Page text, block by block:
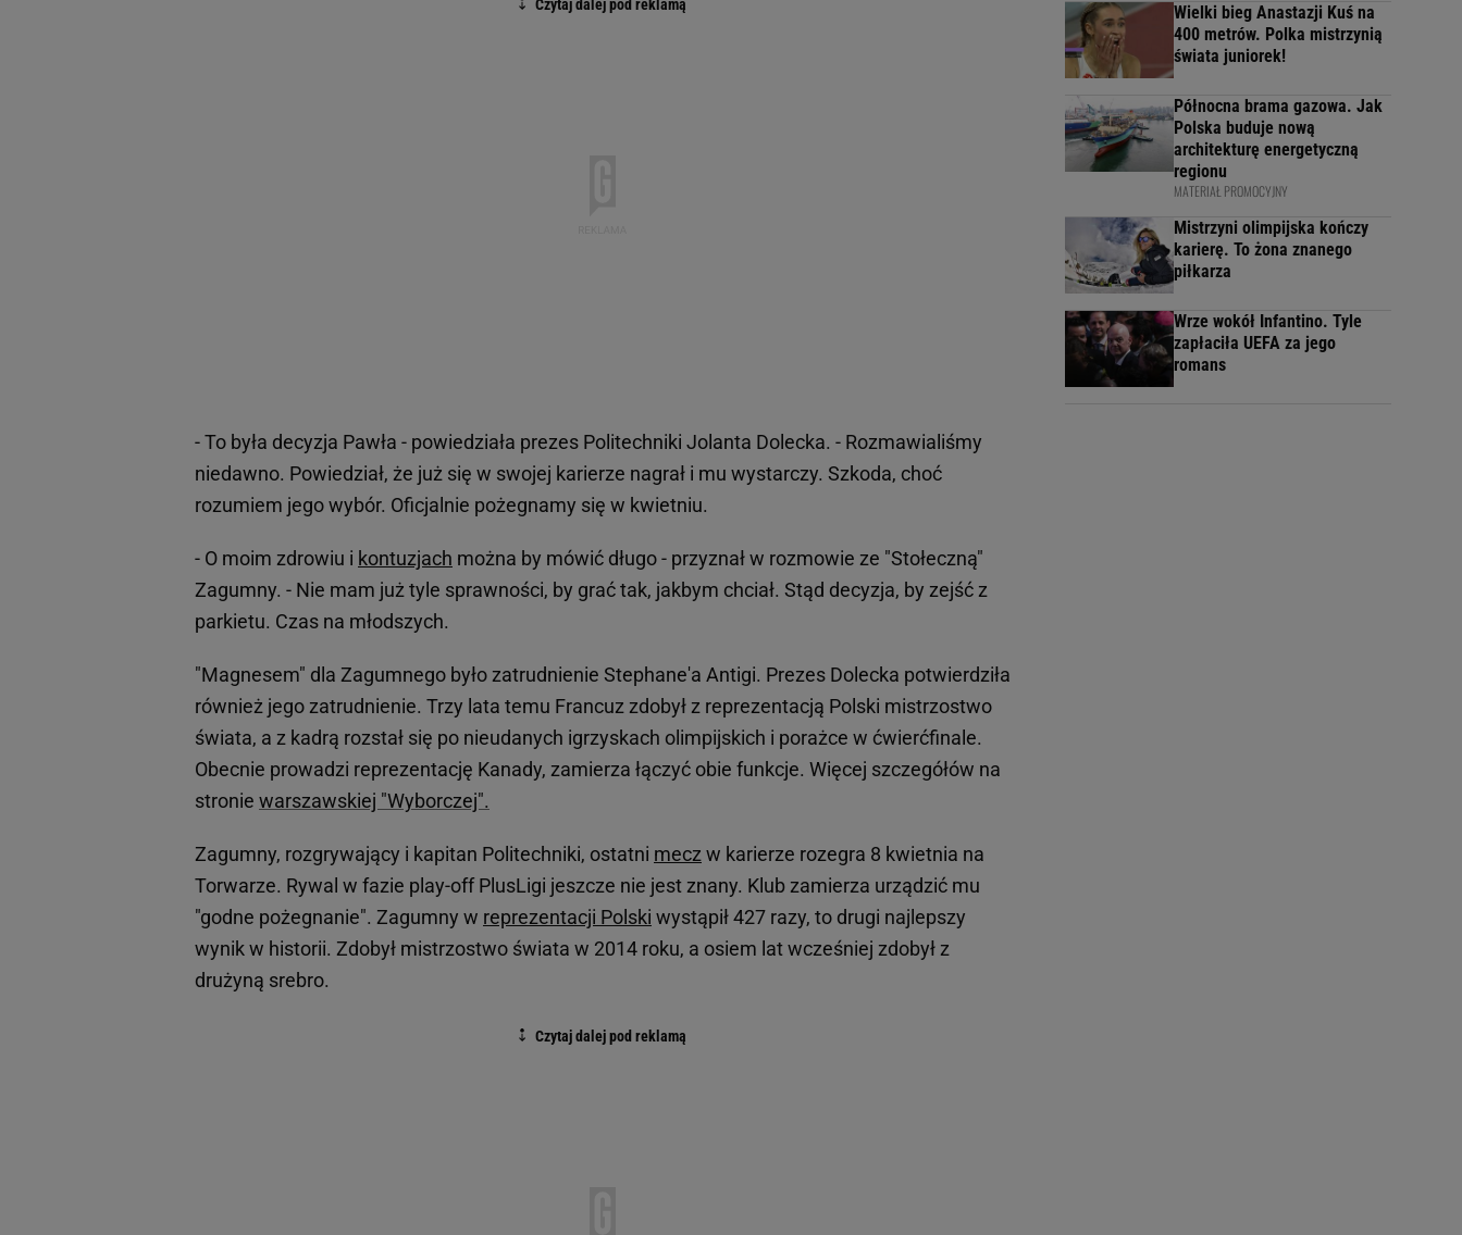
- To była decyzja Pawła - powiedziała prezes Politechniki Jolanta Dolecka. - Rozmawialiśmy
niedawno. Powiedział, że już się w swojej karierze nagrał i mu wystarczy. Szkoda, choć
rozumiem jego wybór. Oficjalnie pożegnamy się w kwietniu.
- O moim zdrowiu i kontuzjach można by mówić długo - przyznał w rozmowie ze "Stołeczną"
Zagumny. - Nie mam już tyle sprawności, by grać tak, jakbym chciał. Stąd decyzja, by zejść z
parkietu. Czas na młodszych.
"Magnesem" dla Zagumnego było zatrudnienie Stephane'a Antigi. Prezes Dolecka potwierdziła
również jego zatrudnienie. Trzy lata temu Francuz zdobył z reprezentacją Polski mistrzostwo
świata, a z kadrą rozstał się po nieudanych igrzyskach olimpijskich i porażce w ćwierćfinale.
Obecnie prowadzi reprezentację Kanady, zamierza łączyć obie funkcje. Więcej szczegółów na
stronie warszawskiej "Wyborczej".
Zagumny, rozgrywający i kapitan Politechniki, ostatni mecz w karierze rozegra 8 kwietnia na
Torwarze. Rywal w fazie play-off PlusLigi jeszcze nie jest znany. Klub zamierza urządzić mu
"godne pożegnanie". Zagumny w reprezentacji Polski wystąpił 427 razy, to drugi najlepszy
wynik w historii. Zdobył mistrzostwo świata w 2014 roku, a osiem lat wcześniej zdobył z
drużyną srebro.
Wielki bieg Anastazji Kuś na
400 metrów. Polka mistrzynią
świata juniorek!
Północna brama gazowa. Jak
Polska buduje nową
architekturę energetyczną
regionu
MATERIAŁ PROMOCYJNY
Mistrzyni olimpijska kończy
karierę. To żona znanego
piłkarza
Wrze wokół Infantino. Tyle
zapłaciła UEFA za jego
romans